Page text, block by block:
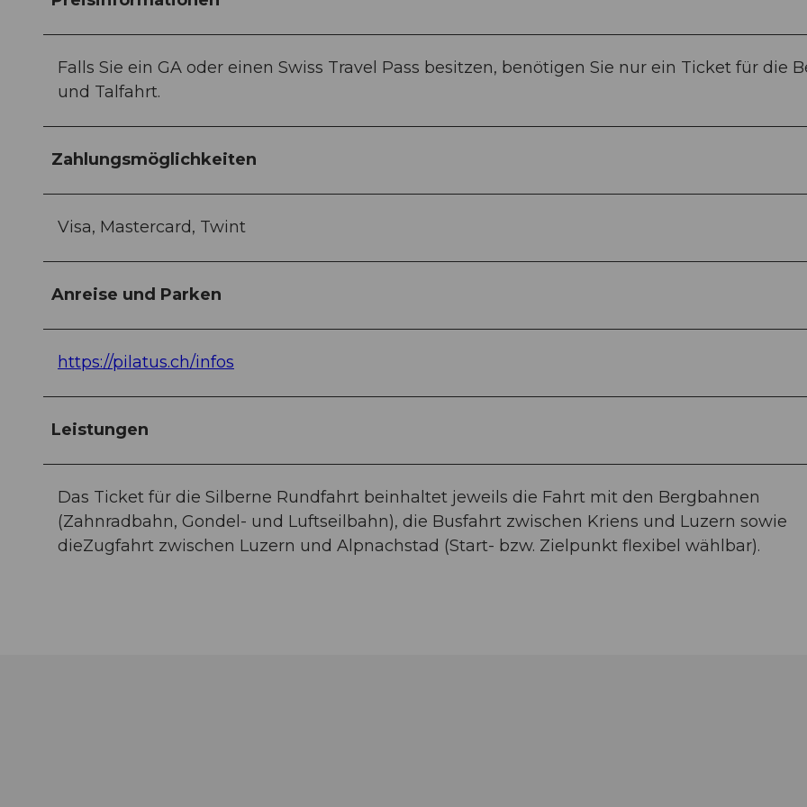
Falls Sie ein GA oder einen Swiss Travel Pass besitzen, benötigen Sie nur ein Ticket für die
und Talfahrt.
Zahlungsmöglichkeiten
Visa, Mastercard, Twint
Anreise und Parken
https://pilatus.ch/infos
Leistungen
Das Ticket für die Silberne Rundfahrt beinhaltet jeweils die Fahrt mit den Bergbahnen
(Zahnradbahn, Gondel- und Luftseilbahn), die Busfahrt zwischen Kriens und Luzern sowie
dieZugfahrt zwischen Luzern und Alpnachstad (Start- bzw. Zielpunkt flexibel wählbar).